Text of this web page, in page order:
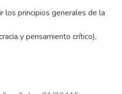
los principios generales de la
y pensamiento crítico),